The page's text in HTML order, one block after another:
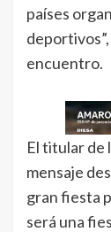
países
encuentro.
El titular de
mensaje
gran fiesta
será una